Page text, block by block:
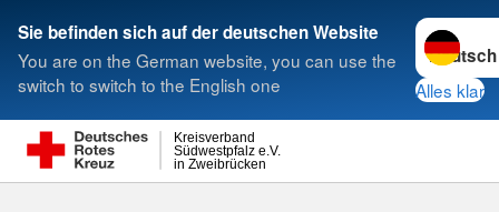
Sie befinden sich auf der deutschen Website
You are on the German website, you can use the
switch to switch to the English one
Sprache
Alles klar
in Zweibrücken
Südwestpfalz e.V.
Kreisverband
Suche